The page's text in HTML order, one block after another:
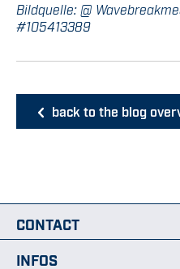
Bildquelle: @
#105413389
back to the blog
CONTACT
INFOS